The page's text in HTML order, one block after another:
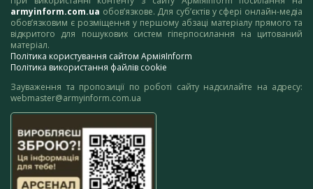
armyinform.com.ua обов’язкове. Для суб’єктів у сфері онлайн-медіа
обов’язковим є розміщення у першому абзаці матеріалу прямого та
відкритого для пошукових систем гіперпосилання на цитований
матеріал.
Політика користування сайтом АрміяInform
Політика використання файлів cookie
Зауваження та пропозиції по роботі сайту надсилайте на адресу:
webmaster@armyinform.com.ua